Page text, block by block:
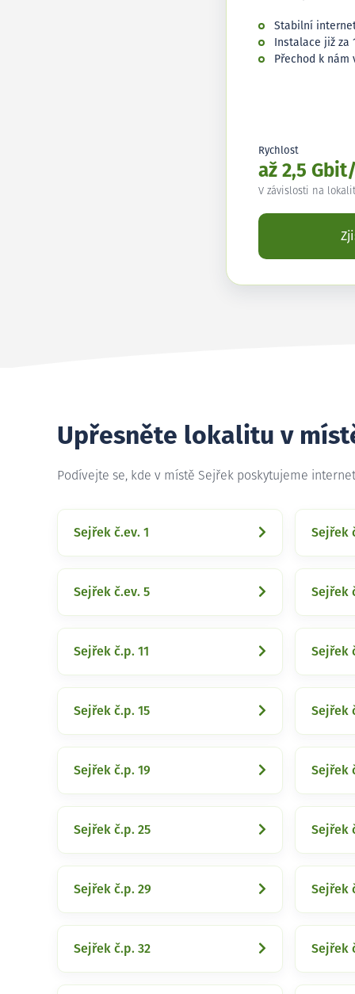
Stabilní
Instalace již za
Přechod k nám
Rychlost
až 2,5
V závislosti na
Upřesněte lokalitu v
Podívejte se, kde v místě Sejřek poskytujeme
Sejřek č.ev. 1 Sejřek
Sejřek č.ev. 5 Sejřek
Sejřek č.p. 11 Sejřek
Sejřek č.p. 15 Sejřek
Sejřek č.p. 19 Sejřek
Sejřek č.p. 25 Sejřek
Sejřek č.p. 29 Sejřek
Sejřek č.p. 32 Sejřek